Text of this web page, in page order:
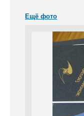
Ещё фото